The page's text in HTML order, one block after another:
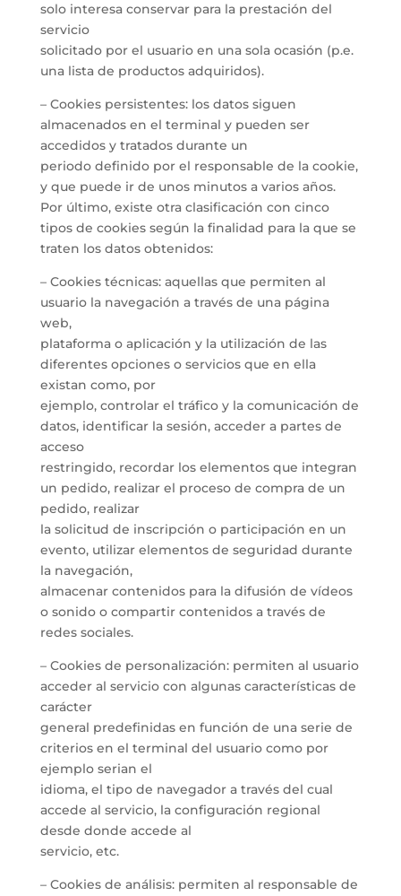
solo interesa conservar para la prestación del
servicio
solicitado por el usuario en una sola ocasión (p.e.
una lista de productos adquiridos).
– Cookies persistentes: los datos siguen
almacenados en el terminal y pueden ser
accedidos y tratados durante un
periodo definido por el responsable de la cookie,
y que puede ir de unos minutos a varios años.
Por último, existe otra clasificación con cinco
tipos de cookies según la finalidad para la que se
traten los datos obtenidos:
– Cookies técnicas: aquellas que permiten al
usuario la navegación a través de una página
web,
plataforma o aplicación y la utilización de las
diferentes opciones o servicios que en ella
existan como, por
ejemplo, controlar el tráfico y la comunicación de
datos, identificar la sesión, acceder a partes de
acceso
restringido, recordar los elementos que integran
un pedido, realizar el proceso de compra de un
pedido, realizar
la solicitud de inscripción o participación en un
evento, utilizar elementos de seguridad durante
la navegación,
almacenar contenidos para la difusión de vídeos
o sonido o compartir contenidos a través de
redes sociales.
– Cookies de personalización: permiten al usuario
acceder al servicio con algunas características de
carácter
general predefinidas en función de una serie de
criterios en el terminal del usuario como por
ejemplo serian el
idioma, el tipo de navegador a través del cual
accede al servicio, la configuración regional
desde donde accede al
servicio, etc.
– Cookies de análisis: permiten al responsable de